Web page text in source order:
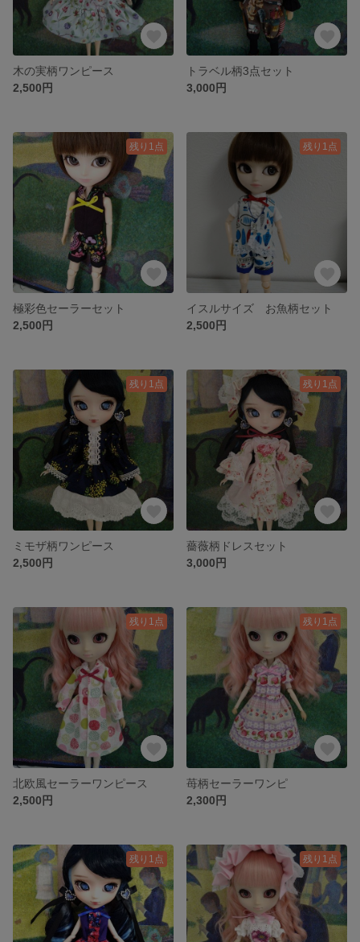
木の実柄ワンピース
2,500円
トラベル柄3点セット
3,000円
残り1点
極彩色セーラーセット
2,500円
残り1点
イスルサイズ お魚柄セット
2,500円
残り1点
ミモザ柄ワンピース
2,500円
残り1点
薔薇柄ドレスセット
3,000円
残り1点
北欧風セーラーワンピース
2,500円
残り1点
苺柄セーラーワンピ
2,300円
残り1点 残り1点